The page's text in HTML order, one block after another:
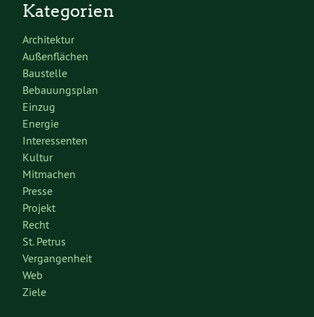
Kategorien
Architektur
Außenflächen
Baustelle
Bebauungsplan
Einzug
Energie
Interessenten
Kultur
Mitmachen
Presse
Projekt
Recht
St. Petrus
Vergangenheit
Web
Ziele